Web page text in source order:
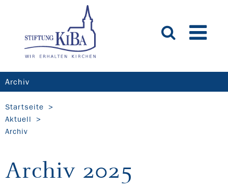
Archiv
Startseite
Aktuell
Archiv
Archiv 2025